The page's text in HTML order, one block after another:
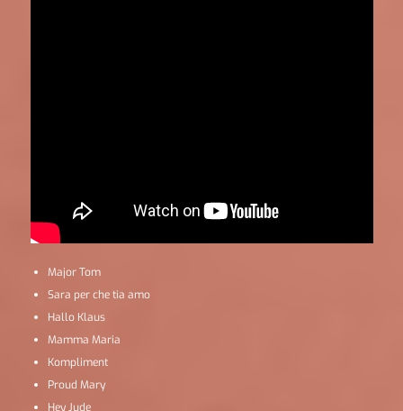
Major Tom
Sara per che tia amo
Hallo Klaus
Mamma Maria
Kompliment
Proud Mary
Hey Jude